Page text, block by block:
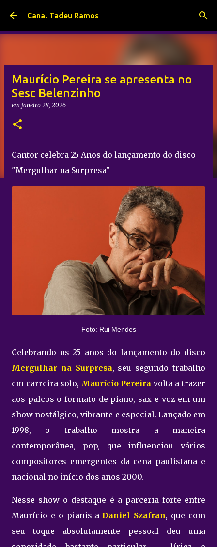
Pular para o conteúdo principal
Canal Tadeu Ramos
Maurício Pereira se apresenta no
Sesc Belenzinho
em janeiro 28, 2026
Cantor celebra 25 Anos do lançamento do disco
"Mergulhar na Surpresa"
Foto: Rui Mendes
Celebrando os 25 anos do lançamento do disco
Mergulhar na Surpresa, seu segundo trabalho
em carreira solo, Maurício Pereira volta a trazer
aos palcos o formato de piano, sax e voz em um
show nostálgico, vibrante e especial. Lançado em
1998, o trabalho mostra a maneira
contemporânea, pop, que influenciou vários
compositores emergentes da cena paulistana e
nacional no início dos anos 2000.
Nesse show o destaque é a parceria forte entre
Maurício e o pianistaDaniel Szafran, que com
seu toque absolutamente pessoal deu uma